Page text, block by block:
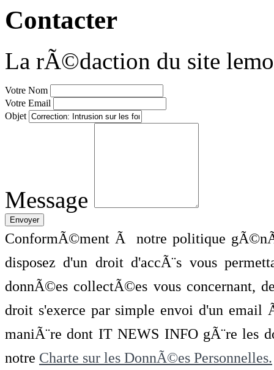
Contacter
La rÃ©daction du site
Votre Nom
Votre Email
Objet
Message
ConformÃ©ment Ã notre politique
disposez d'un droit d'accÃ¨s vous
donnÃ©es collectÃ©es vous concernant,
droit s'exerce par simple envoi d'un
maniÃ¨re dont IT NEWS INFO gÃ¨re les
notre Charte sur les DonnÃ©es Personnelles.